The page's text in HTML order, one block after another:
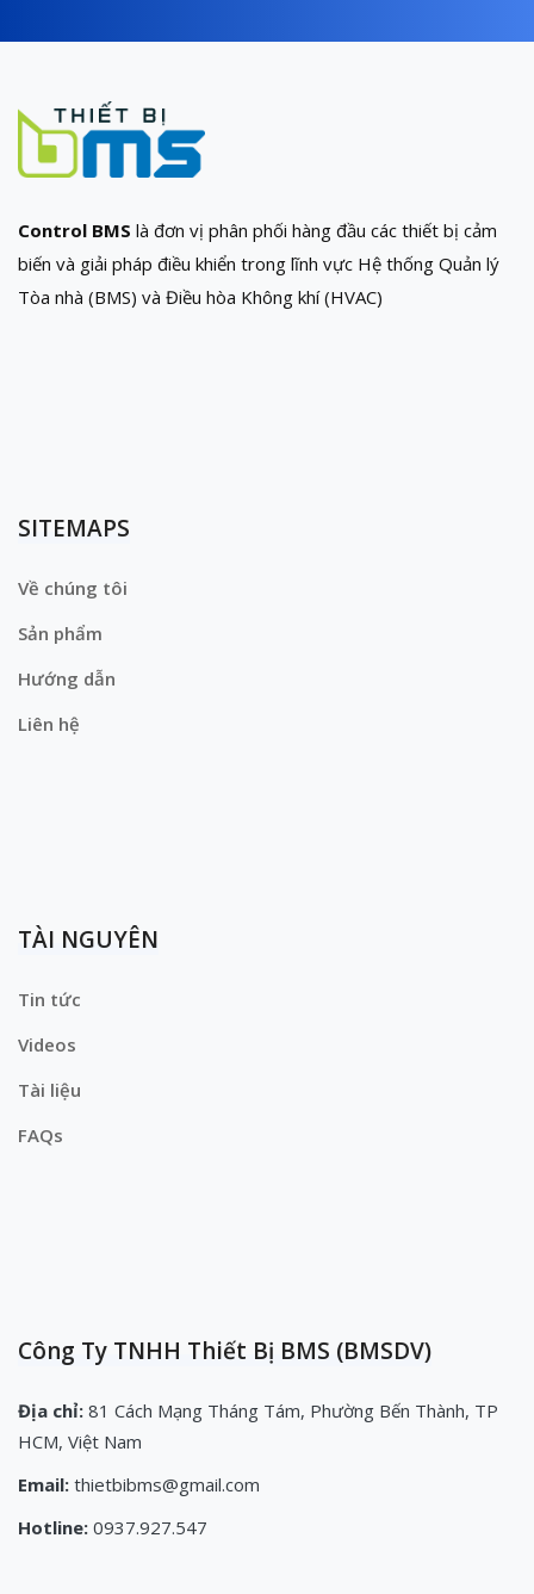
Control BMS là đơn vị phân phối hàng đầu các thiết bị cảm
biến và giải pháp điều khiển trong lĩnh vực Hệ thống Quản lý
Tòa nhà (BMS) và Điều hòa Không khí (HVAC)
SITEMAPS
Về chúng tôi
Sản phẩm
Hướng dẫn
Liên hệ
TÀI NGUYÊN
Tin tức
Videos
Tài liệu
FAQs
Công Ty TNHH Thiết Bị BMS (BMSDV)
Địa chỉ: 81 Cách Mạng Tháng Tám, Phường Bến Thành, TP
HCM, Việt Nam
Email: thietbibms@gmail.com
Hotline: 0937.927.547